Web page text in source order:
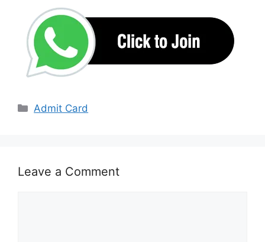
Categories
Admit Card
Leave a Comment